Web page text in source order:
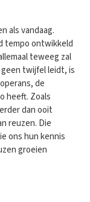
als vandaag.
tempo ontwikkeld
teweeg zal
twijfel leidt, is
de
heeft. Zoals
dan ooit
reuzen. Die
ons hun kennis
groeien